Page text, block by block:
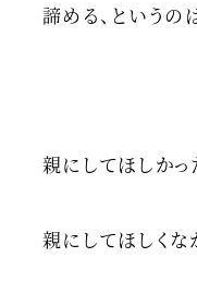
諦める、というの
親にしてほしかっ
親にしてほしくな